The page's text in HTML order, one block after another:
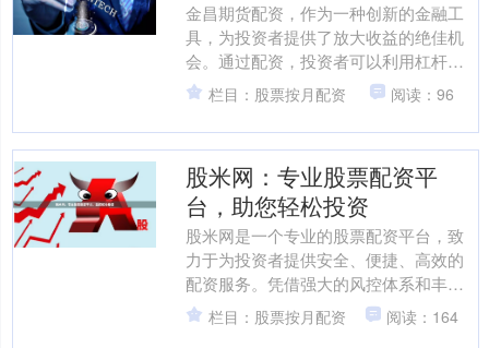
金昌期货配资，作为一种创新的金融工
具，为投资者提供了放大收益的绝佳机
会。通过配资，投资者可以利用杠杆效
应，以较小的本金撬动更大的资金，从
而提高投资收益率。 金昌....
栏目：股票按月配资 阅读：96
股米网：专业股票配资平
台，助您轻松投资
股米网是一个专业的股票配资平台，致
力于为投资者提供安全、便捷、高效的
配资服务。凭借强大的风控体系和丰富
的行业经验，股米网已成为众多投资者
的首选。 **安全可靠*....
栏目：股票按月配资 阅读：164